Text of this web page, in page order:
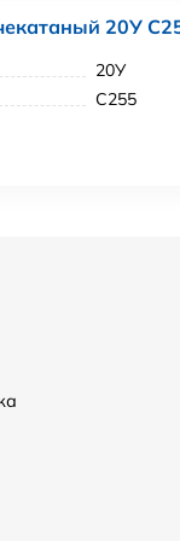
20У
20У
С255